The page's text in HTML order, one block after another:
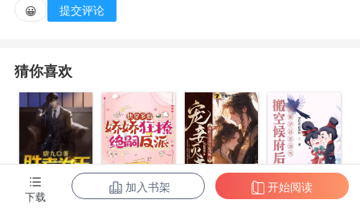
😀 提交评论
猜你喜欢
陈东王楠楠
快穿多胎，娇 宠妾灭妻？神 搬空候府后，
下载
加入书架 开始阅读